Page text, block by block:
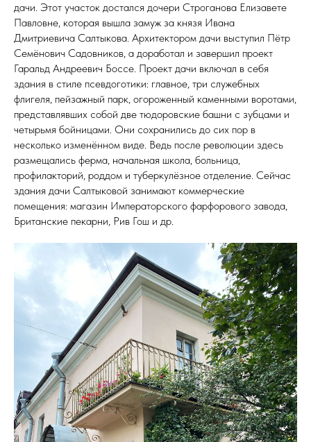
дачи. Этот участок достался дочери Строганова Елизавете
Павловне, которая вышла замуж за князя Ивана
Дмитриевича Салтыкова. Архитектором дачи выступил Пётр
Семёнович Садовников, а доработал и завершил проект
Гаральд Андреевич Боссе. Проект дачи включал в себя
здания в стиле псевдоготики: главное, три служебных
флигеля, пейзажный парк, огороженный каменными воротами,
представлявших собой две тюдоровские башни с зубцами и
четырьмя бойницами. Они сохранились до сих пор в
несколько изменённом виде. Ведь после революции здесь
размещались ферма, начальная школа, больница,
профилакторий, роддом и туберкулёзное отделение. Сейчас
здания дачи Салтыковой занимают коммерческие
помещения: магазин Императорского фарфорового завода,
Британские пекарни, Рив Гош и др.